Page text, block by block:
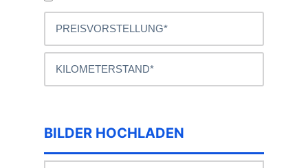
BILDER HOCHLADEN